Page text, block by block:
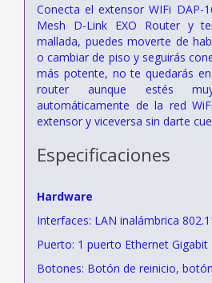
Conecta el extensor WIFi DAP-
Mesh D-Link EXO Router y
mallada, puedes moverte de
o cambiar de piso y seguirás
más potente, no te quedarás
router aunque estés
automáticamente de la red
extensor y viceversa sin darte
Especificaciones
Hardware
Interfaces: LAN inalámbrica
Puerto: 1 puerto Ethernet
Botones: Botón de reinicio,